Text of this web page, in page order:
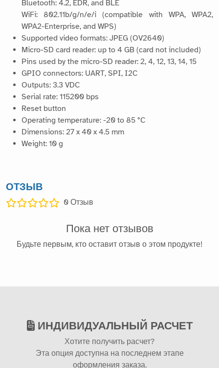
Bluetooth: 4.2, EDR, and BLE
WiFi: 802.11b/g/n/e/i (compatible with WPA, WPA2,
WPA2-Enterprise, and WPS)
Supported video formats: JPEG (OV2640)
Micro-SD card reader: up to 4 GB (card not included)
Pins used by the micro-SD reader: 2, 4, 12, 13, 14, 15
GPIO connectors: UART, SPI, I2C
Outputs: 3.3 VDC
Serial rate: 115200 bps
Reset button
Operating temperature: -20 to 85 °C
Dimensions: 27 x 40 x 4.5 mm
Weight: 10 g
ОТЗЫВ
0 Отзыв
Пока нет отзывов
Будьте первым, кто оставит отзыв о этом продукте!
ИНДИВИДУАЛЬНЫЙ РАСЧЕТ
Хотите получить расчет?
Эта опция доступна на последнем этапе
оформления заказа.